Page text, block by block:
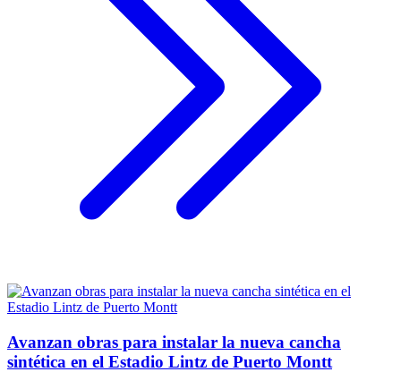
Avanzan obras para instalar la nueva cancha
sintética en el Estadio Lintz de Puerto Montt